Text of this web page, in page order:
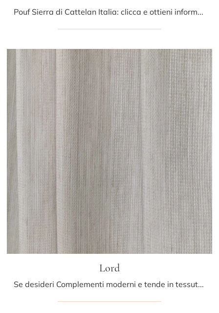
Pouf Sierra di Cattelan Italia: clicca e ottieni informazioni sui Complementi e pouf moderni in pelle del noto e conosciuto brand!
Lord
Se desideri Complementi moderni e tende in tessuto scopri di più sul modello Lord del marchio Athena Collezioni.